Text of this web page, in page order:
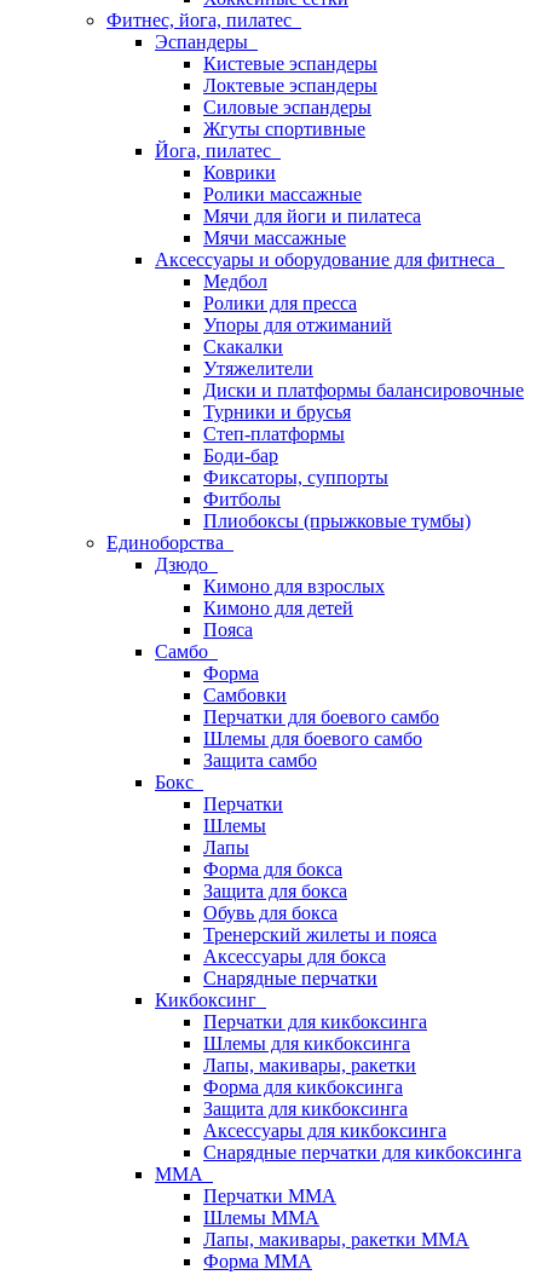
Фитнес, йога, пилатес
Эспандеры
Кистевые эспандеры
Локтевые эспандеры
Силовые эспандеры
Жгуты спортивные
Йога, пилатес
Коврики
Ролики массажные
Мячи для йоги и пилатеса
Мячи массажные
Аксессуары и оборудование для фитнеса
Медбол
Ролики для пресса
Упоры для отжиманий
Скакалки
Утяжелители
Диски и платформы балансировочные
Турники и брусья
Степ-платформы
Боди-бар
Фиксаторы, суппорты
Фитболы
Плиобоксы (прыжковые тумбы)
Единоборства
Дзюдо
Кимоно для взрослых
Кимоно для детей
Пояса
Самбо
Форма
Самбовки
Перчатки для боевого самбо
Шлемы для боевого самбо
Защита самбо
Бокс
Перчатки
Шлемы
Лапы
Форма для бокса
Защита для бокса
Обувь для бокса
Тренерский жилеты и пояса
Аксессуары для бокса
Снарядные перчатки
Кикбоксинг
Перчатки для кикбоксинга
Шлемы для кикбоксинга
Лапы, макивары, ракетки
Форма для кикбоксинга
Защита для кикбоксинга
Аксессуары для кикбоксинга
Снарядные перчатки для кикбоксинга
ММА
Перчатки ММА
Шлемы ММА
Лапы, макивары, ракетки ММА
Форма ММА